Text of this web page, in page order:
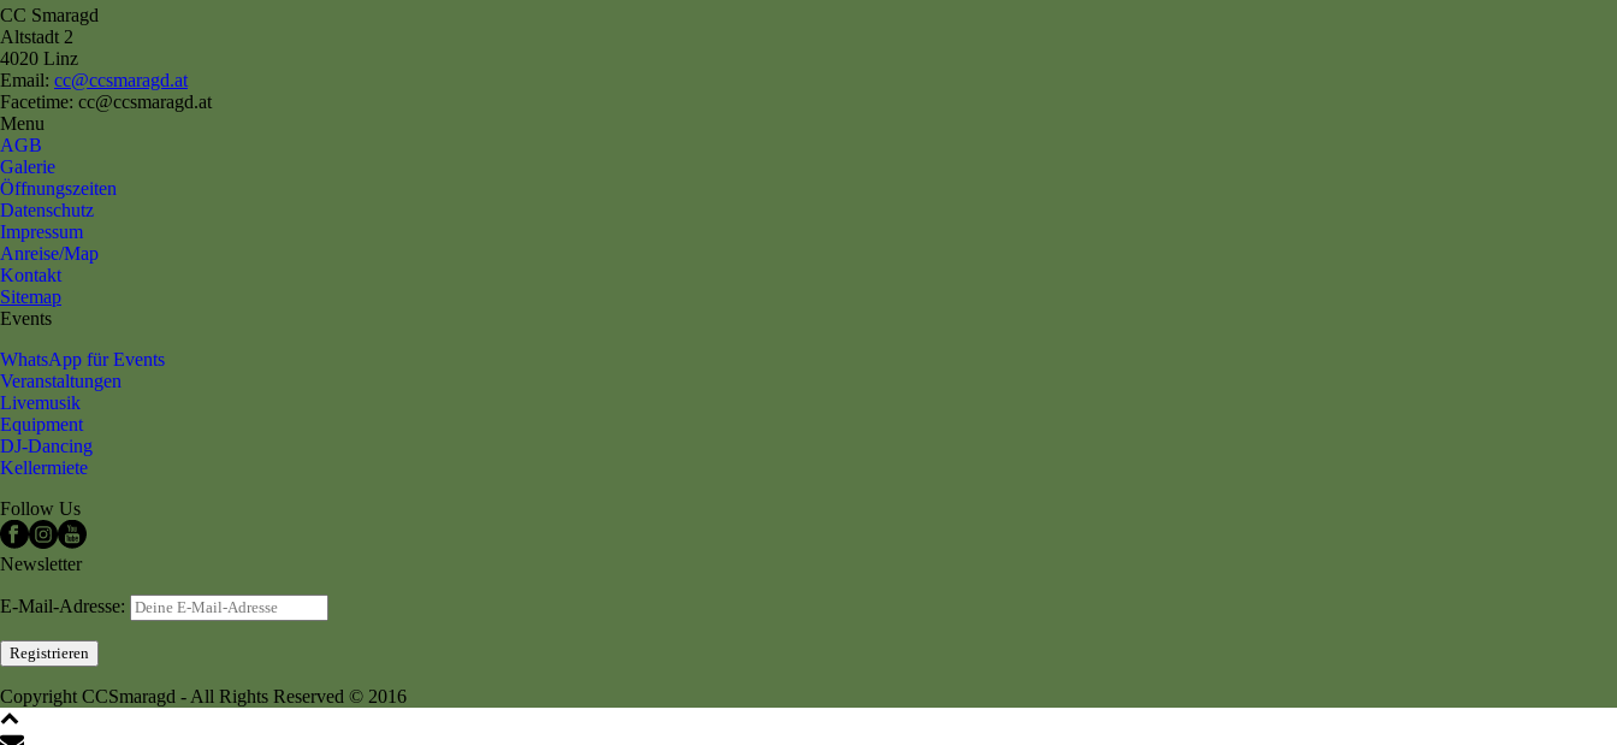
CC Smaragd
Altstadt 2
4020 Linz
Email: cc@ccsmaragd.at
Facetime: cc@ccsmaragd.at
Menu
AGB
Galerie
Öffnungszeiten
Datenschutz
Impressum
Anreise/Map
Kontakt
Sitemap
Events
WhatsApp für Events
Veranstaltungen
Livemusik
Equipment
DJ-Dancing
Kellermiete
Follow Us
Newsletter
E-Mail-Adresse:
Copyright CCSmaragd - All Rights Reserved © 2016